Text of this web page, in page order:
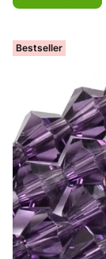
Bestseller